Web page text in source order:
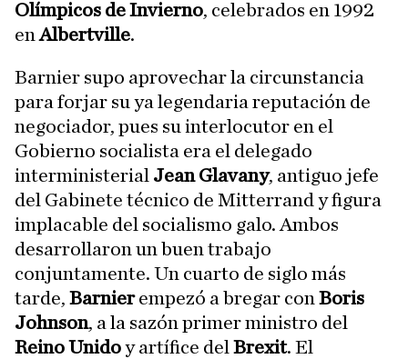
Olímpicos de Invierno, celebrados en 1992
enAlbertville.
Barnier supo aprovechar la circunstancia
para forjar su ya legendaria reputación de
negociador, pues su interlocutor en el
Gobierno socialista era el delegado
interministerial Jean Glavany, antiguo jefe
del Gabinete técnico de Mitterrand y figura
implacable del socialismo galo. Ambos
desarrollaron un buen trabajo
conjuntamente. Un cuarto de siglo más
tarde, Barnierempezó a bregar con Boris
Johnson, a la sazón primer ministro del
Reino Unidoy artífice del Brexit. El